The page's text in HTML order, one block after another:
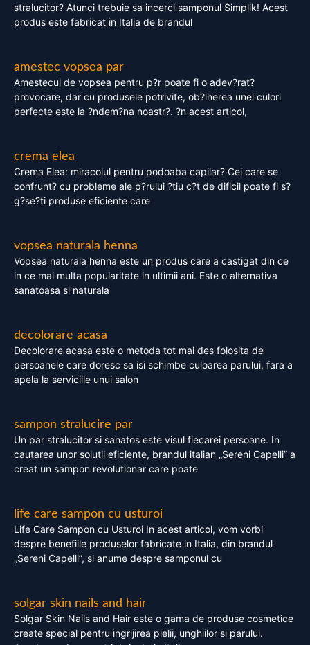
stralucitor? Atunci trebuie sa incerci samponul Simplik! Acest
produs este fabricat in Italia de brandul
amestec vopsea par
Amestecul de vopsea pentru p?r poate fi o adev?rat?
provocare, dar cu produsele potrivite, ob?inerea unei culori
perfecte este la ?ndem?na noastr?. ?n acest articol,
crema elea
Crema Elea: miracolul pentru podoaba capilar? Cei care se
confrunt? cu probleme ale p?rului ?tiu c?t de dificil poate fi s?
g?se?ti produse eficiente care
vopsea naturala henna
Vopsea naturala henna este un produs care a castigat din ce
in ce mai multa popularitate in ultimii ani. Este o alternativa
sanatoasa si naturala
decolorare acasa
Decolorare acasa este o metoda tot mai des folosita de
persoanele care doresc sa isi schimbe culoarea parului, fara a
apela la serviciile unui salon
sampon stralucire par
Un par stralucitor si sanatos este visul fiecarei persoane. In
cautarea unor solutii eficiente, brandul italian „Sereni Capelli” a
creat un sampon revolutionar care poate
life care sampon cu usturoi
Life Care Sampon cu Usturoi In acest articol, vom vorbi
despre benefiile produselor fabricate in Italia, din brandul
„Sereni Capelli”, si anume despre samponul cu
solgar skin nails and hair
Solgar Skin Nails and Hair este o gama de produse cosmetice
create special pentru ingrijirea pielii, unghiilor si parului.